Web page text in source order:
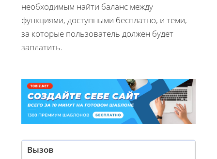
необходимым найти баланс между
функциями, доступными бесплатно, и теми,
за которые пользователь должен будет
заплатить.
Вызов